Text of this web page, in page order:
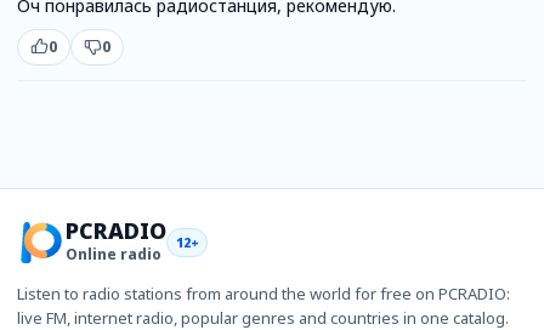
Оч понравилась радиостанция, рекомендую.
0 0
PCRADIO
Online radio
12+
Listen to radio stations from around the world for free on PCRADIO:
live FM, internet radio, popular genres and countries in one catalog.